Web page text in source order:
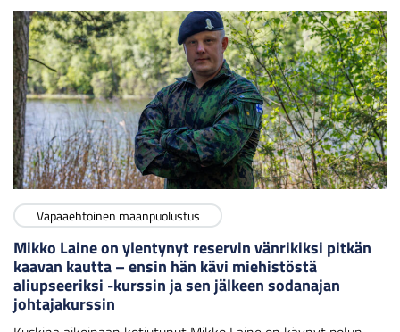
Vapaaehtoinen maanpuolustus
Mikko Laine on ylentynyt reservin vänrikiksi pitkän
kaavan kautta – ensin hän kävi miehistöstä
aliupseeriksi -kurssin ja sen jälkeen sodanajan
johtajakurssin